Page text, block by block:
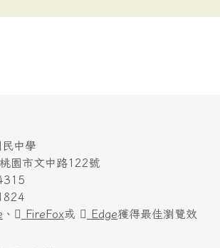
中學
園市文中路122號
、 FireFox或 Edge獲得最佳瀏覽效